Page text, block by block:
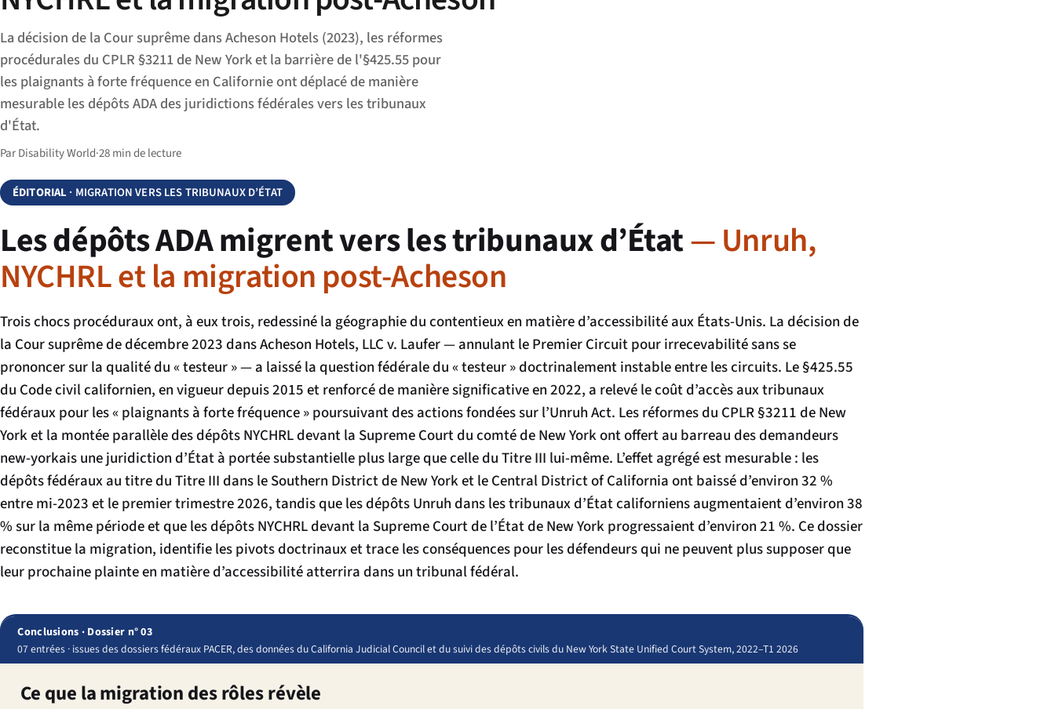
La décision de la Cour suprême dans Acheson Hotels (2023), les réformes
procédurales du CPLR §3211 de New York et la barrière de l'§425.55 pour
les plaignants à forte fréquence en Californie ont déplacé de manière
mesurable les dépôts ADA des juridictions fédérales vers les tribunaux
d'État.
Par Disability World·28 min de lecture
ÉDITORIAL · MIGRATION VERS LES TRIBUNAUX D’ÉTAT
Les dépôts ADA migrent vers les tribunaux d’État— Unruh,
NYCHRL et la migration post-Acheson
Trois chocs procéduraux ont, à eux trois, redessiné la géographie du contentieux en matière d’accessibilité aux États-Unis. La décision de
la Cour suprême de décembre 2023 dansAcheson Hotels, LLC v. Laufer— annulant le Premier Circuit pour irrecevabilité sans se
prononcer sur la qualité du « testeur » — a laissé la question fédérale du « testeur » doctrinalement instable entre les circuits. Le §425.55
du Code civil californien, en vigueur depuis 2015 et renforcé de manière significative en 2022, a relevé le coût d’accès aux tribunaux
fédéraux pour les « plaignants à forte fréquence » poursuivant des actions fondées sur l’Unruh Act. Les réformes du CPLR §3211 de New
York et la montée parallèle des dépôts NYCHRL devant la Supreme Court du comté de New York ont offert au barreau des demandeurs
new-yorkais une juridiction d’État à portée substantielle plus large que celle du Titre III lui-même. L’effet agrégé est mesurable : les
dépôts fédéraux au titre du Titre III dans le Southern District de New York et le Central District of California ont baissé d’environ 32 %
entre mi-2023 et le premier trimestre 2026, tandis que les dépôts Unruh dans les tribunaux d’État californiens augmentaient d’environ 38
% sur la même période et que les dépôts NYCHRL devant la Supreme Court de l’État de New York progressaient d’environ 21 %. Ce dossier
reconstitue la migration, identifie les pivots doctrinaux et trace les conséquences pour les défendeurs qui ne peuvent plus supposer que
leur prochaine plainte en matière d’accessibilité atterrira dans un tribunal fédéral.
Conclusions · Dossier n° 03
07 entrées · issues des dossiers fédéraux PACER, des données du California Judicial Council et du suivi des dépôts civils du New York State Unified Court System, 2022–T1 2026
Ce que la migration des rôles révèle